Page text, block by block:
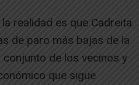
realidad es que Cadreita
de paro más bajas de la
de los vecinos y
que sigue